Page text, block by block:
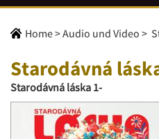
Home>Audio und Video >
Starodávná
Starodávná láska 1-